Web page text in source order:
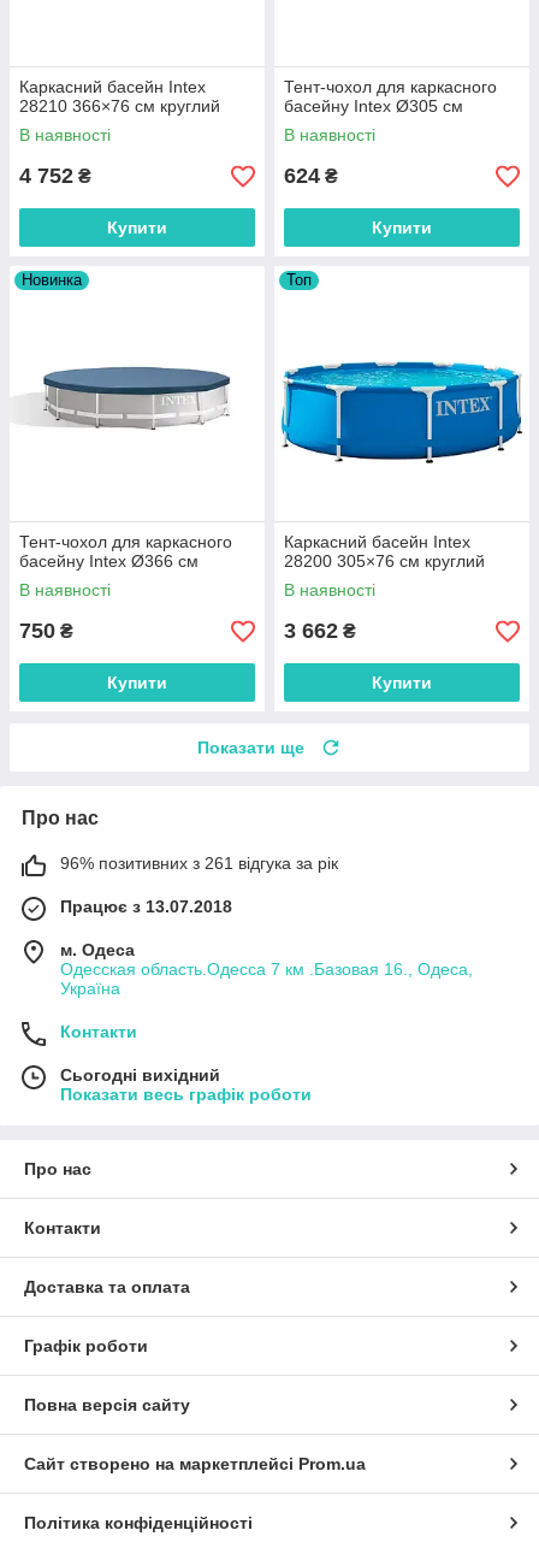
Каркасний басейн Intex
28210 366×76 см круглий
В наявності
4 752 ₴
Купити
Тент-чохол для каркасного
басейну Intex Ø305 см
В наявності
624 ₴
Купити
Новинка
Тент-чохол для каркасного
басейну Intex Ø366 см
В наявності
750 ₴
Купити
Топ
Каркасний басейн Intex
28200 305×76 см круглий
В наявності
3 662 ₴
Купити
Показати ще
Про нас
96% позитивних з 261 відгука за рік
Працює з 13.07.2018
м. Одеса
Одесская область.Одесса 7 км .Базовая 16., Одеса,
Україна
Контакти
Сьогодні вихідний
Показати весь графік роботи
Про нас
Контакти
Доставка та оплата
Графік роботи
Повна версія сайту
Сайт створено на маркетплейсі Prom.ua
Політика конфіденційності